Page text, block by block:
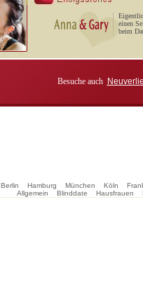
einen
beim
Besuche auch
Berlin Hamburg München Köln
Allgemein
Blinddate Hausfrauen